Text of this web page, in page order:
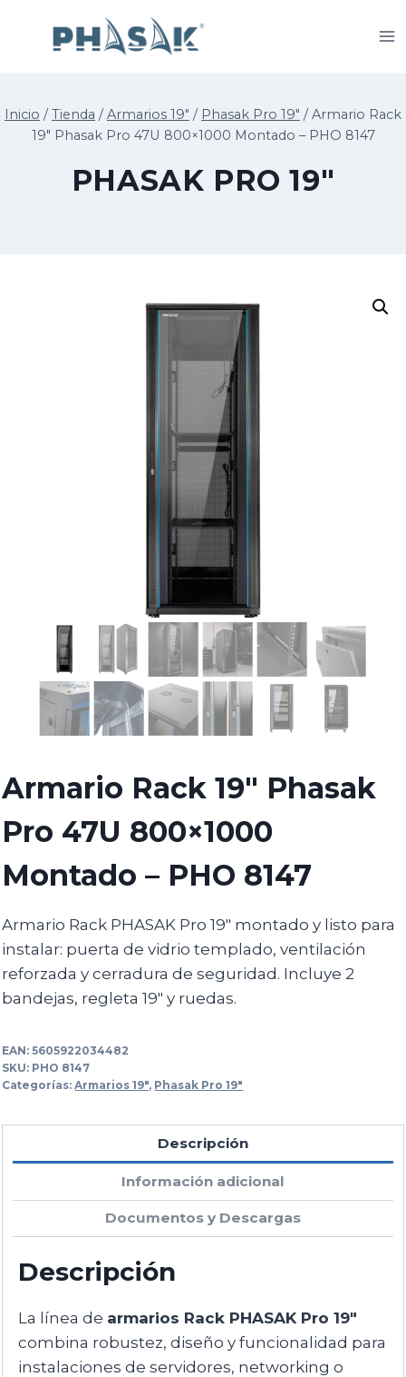
Inicio / Tienda / Armarios 19" / Phasak Pro 19" / Armario Rack
19″ Phasak Pro 47U 800×1000 Montado – PHO 8147
PHASAK PRO 19"
Armario Rack 19″ Phasak
Pro 47U 800×1000
Montado – PHO 8147
Armario Rack PHASAK Pro 19″ montado y listo para
instalar: puerta de vidrio templado, ventilación
reforzada y cerradura de seguridad. Incluye 2
bandejas, regleta 19″ y ruedas.
EAN:5605922034482
SKU: PHO 8147
Categorías:Armarios 19", Phasak Pro 19"
Descripción
Información adicional
Documentos y Descargas
Descripción
La línea de armarios Rack PHASAK Pro 19″
combina robustez, diseño y funcionalidad para
instalaciones de servidores, networking o